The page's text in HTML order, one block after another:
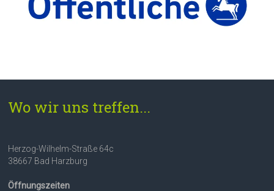
Wo wir uns treffen...
Herzog-Wilhelm-Straße 64c
38667 Bad Harzburg
Öffnungszeiten